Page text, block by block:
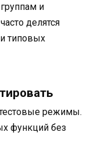
и
делятся
типовых
режимы.
функций без